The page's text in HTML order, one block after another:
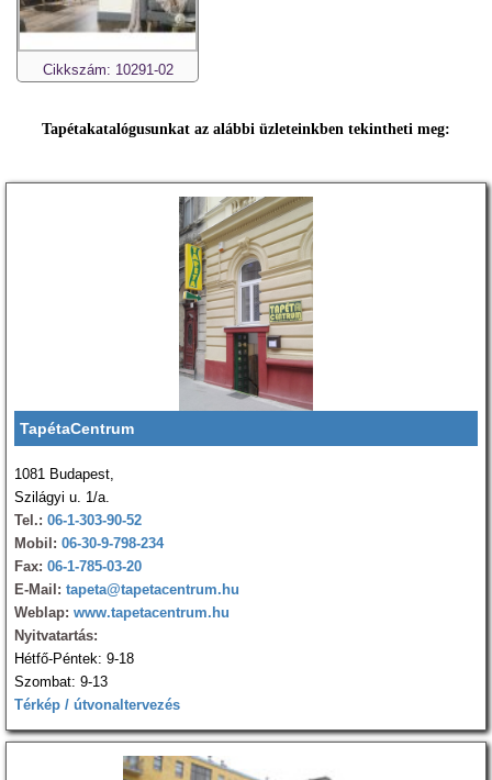
Cikkszám: 10291-02
Tapétakatalógusunkat az alábbi üzleteinkben tekintheti meg:
TapétaCentrum
1081 Budapest,
Szilágyi u. 1/a.
Tel.: 06-1-303-90-52
Mobil: 06-30-9-798-234
Fax: 06-1-785-03-20
E-Mail: tapeta@tapetacentrum.hu
Weblap: www.tapetacentrum.hu
Nyitvatartás:
Hétfő-Péntek: 9-18
Szombat: 9-13
Térkép / útvonaltervezés